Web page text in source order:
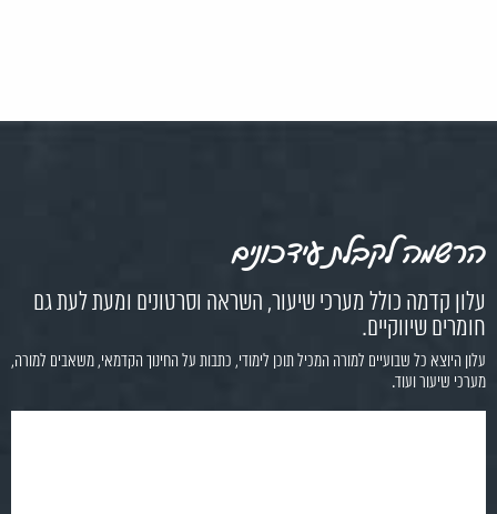
הרשמה לקבלת עידכונים
עלון קדמה כולל מערכי שיעור, השראה וסרטונים ומעת לעת גם
חומרים שיווקיים.
עלון היוצא כל שבועיים למורה המכיל תוכן לימודי, כתבות על החינוך הקדמאי, משאבים למורה,
מערכי שיעור ועוד.